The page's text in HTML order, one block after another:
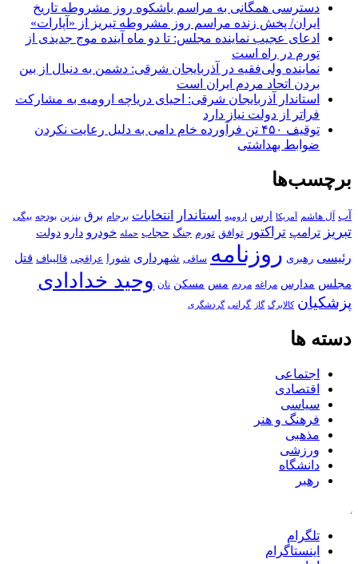
دسترسی همگانی به مراسم باشکوه روز مشروطه تاریخ
ایران/ پخش زنده مراسم روز مشروطه تبریز از «آپارات»
ادعای عجیب نماینده مجلس: تا دو ماه آینده موج جدیدی از
تورم در راه است
نماینده ولی‌فقیه در آذربایجان شرقی: دشمن به دنبال از بین
بردن اتحاد مردم ایران است
استاندار آذربایجان شرقی: احیای دریاچه ارومیه به مشارکت
فراتر از دولت نیاز دارد
توقیف ۴۵۰ تن فرآورده خام دامی به دلیل رعایت نکردن
ضوابط بهداشتی
برچسب‌ها
آب آل هاشم آمریکا ارس ارومیه استاندار انتخابات برجام برق بنزین بودجه بیگی
تبریز ترامپ تراکتور توافق تورم جنگ حجاب حمله خودرو دارو دولت
رئیسی رهبری روزنامه ساقی شهرداری شورا عراقچی قالیباف قتل
مجلس مدارس مراغه مردم مس مسکن نان وحید خدادادی
پزشکیان کالابرگ گاز گرانی گردشگری
دسته ها
اجتماعی
اقتصادی
سیاسی
فرهنگ و هنر
مذهبی
ورزشی
دانشگاه
رهبر
تلگرام
اینستاگرام